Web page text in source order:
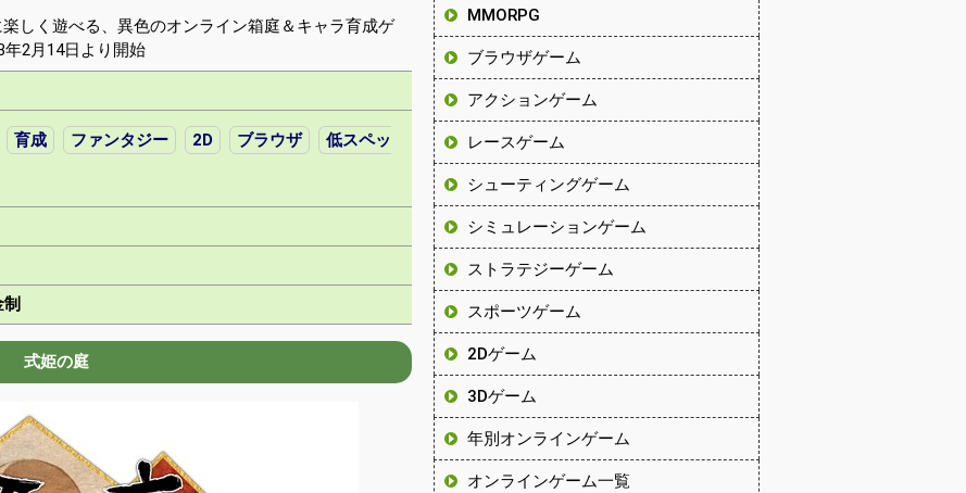
しく遊べる、異色のオンライン箱庭＆キャラ育成ゲ
2月14日より開始
育成 ファンタジー 2D ブラウザ
低スペッ
式姫の庭
MMORPG
ブラウザゲーム
アクションゲーム
レースゲーム
シューティングゲーム
シミュレーションゲーム
ストラテジーゲーム
スポーツゲーム
2Dゲーム
3Dゲーム
年別オンラインゲーム
オンラインゲーム一覧